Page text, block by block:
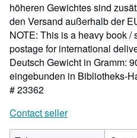
höheren Gewichtes sind
den Versand außerhalb der
NOTE: This is a heavy book /
postage for international
Deutsch Gewicht in Gramm:
eingebunden in Bibliotheks-
# 23362
Contact seller